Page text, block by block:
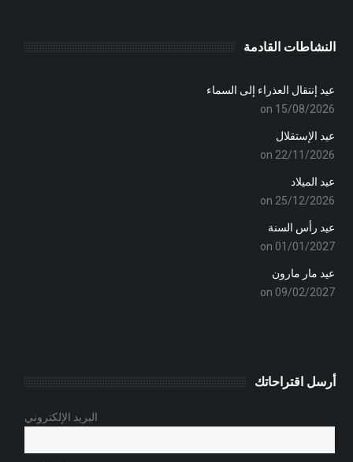
النشاطات القادمة
عيد إنتقال العذراء إلى السماء
on 15/08/2026
عيد الإستقلال
on 22/11/2026
عيد الميلاد
on 25/12/2026
عيد رأس السنة
on 01/01/2027
عيد مار مارون
on 09/02/2027
أرسل اقتراحاتك
البريد الإلكتروني